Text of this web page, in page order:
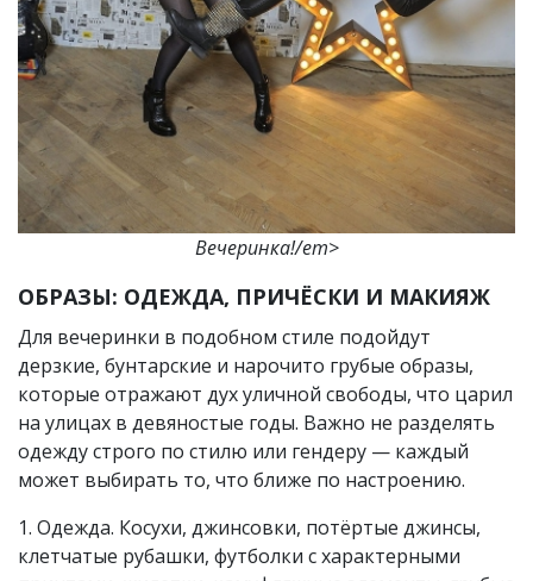
Вечеринка!/em>
ОБРАЗЫ: ОДЕЖДА, ПРИЧЁСКИ И МАКИЯЖ
Для вечеринки в подобном стиле подойдут
дерзкие, бунтарские и нарочито грубые образы,
которые отражают дух уличной свободы, что царил
на улицах в девяностые годы. Важно не разделять
одежду строго по стилю или гендеру — каждый
может выбирать то, что ближе по настроению.
1. Одежда. Косухи, джинсовки, потёртые джинсы,
клетчатые рубашки, футболки с характерными